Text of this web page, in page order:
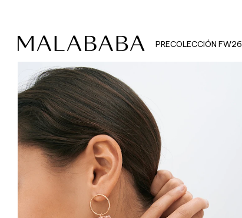
PRECOLECCIÓN FW26